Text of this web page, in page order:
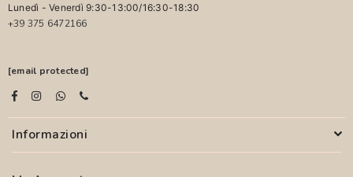
Lunedì - Venerdì 9:30-13:00/16:30-18:30
+39 375 6472166
[email protected]
Informazioni